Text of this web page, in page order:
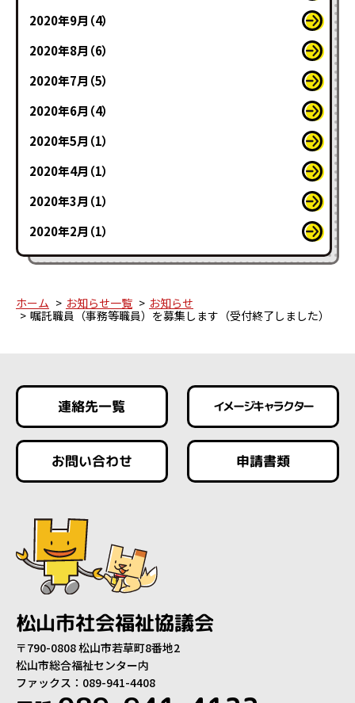
2020年9月（4）
2020年8月（6）
2020年7月（5）
2020年6月（4）
2020年5月（1）
2020年4月（1）
2020年3月（1）
2020年2月（1）
ホーム お知らせ一覧
お知らせ
嘱託職員（事務等職員）を募集します（受付終了しました）
連絡先一覧 イメージキャラクター
お問い合わせ 申請書類
松山市社会福祉協議会
〒790-0808 松山市若草町8番地2
松山市総合福祉センター内
ファックス：089-941-4408